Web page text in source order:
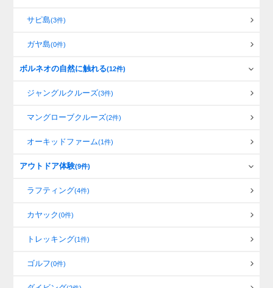
サピ島(3件)
ガヤ島(0件)
ボルネオの自然に触れる(12件)
ジャングルクルーズ(3件)
マングローブクルーズ(2件)
オーキッドファーム(1件)
アウトドア体験(9件)
ラフティング(4件)
カヤック(0件)
トレッキング(1件)
ゴルフ(0件)